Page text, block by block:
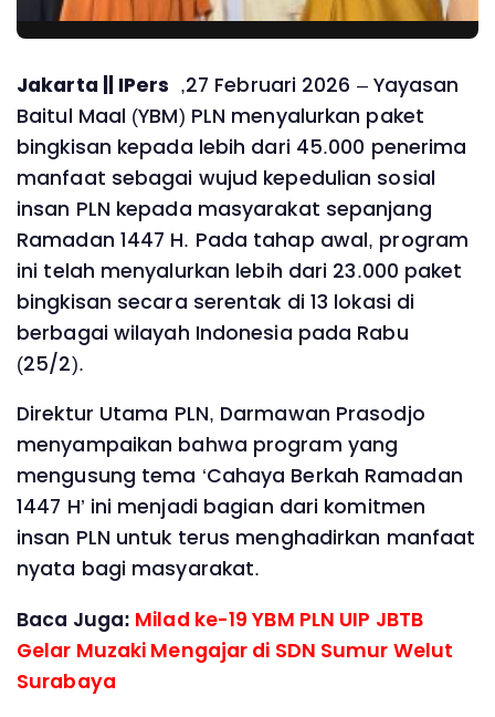
Jakarta || IPers ,27 Februari 2026 – Yayasan
Baitul Maal (YBM) PLN menyalurkan paket
bingkisan kepada lebih dari 45.000 penerima
manfaat sebagai wujud kepedulian sosial
insan PLN kepada masyarakat sepanjang
Ramadan 1447 H. Pada tahap awal, program
ini telah menyalurkan lebih dari 23.000 paket
bingkisan secara serentak di 13 lokasi di
berbagai wilayah Indonesia pada Rabu
(25/2).
Direktur Utama PLN, Darmawan Prasodjo
menyampaikan bahwa program yang
mengusung tema ‘Cahaya Berkah Ramadan
1447 H’ ini menjadi bagian dari komitmen
insan PLN untuk terus menghadirkan manfaat
nyata bagi masyarakat.
Baca Juga: Milad ke-19 YBM PLN UIP JBTB
Gelar Muzaki Mengajar di SDN Sumur Welut
Surabaya